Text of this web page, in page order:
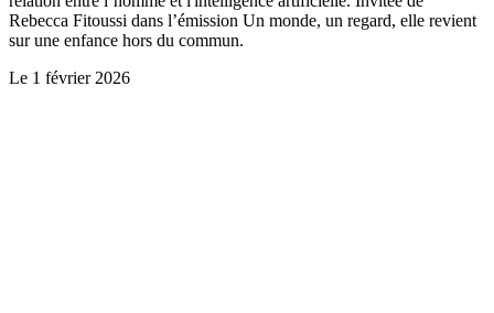
Rebecca Fitoussi dans l’émission Un monde, un regard, elle revient
sur une enfance hors du commun.
Le 1 février 2026